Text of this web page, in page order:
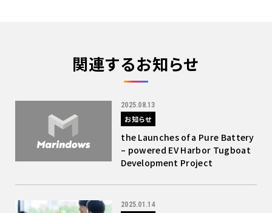
関連するお知らせ
2025.08.13
お知らせ
the Launches of a Pure Battery
– powered EV Harbor Tugboat
Development Project
2025.01.14